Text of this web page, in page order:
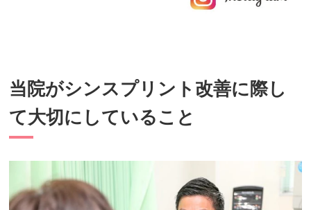
当院がシンスプリント改善に際し
て大切にしていること